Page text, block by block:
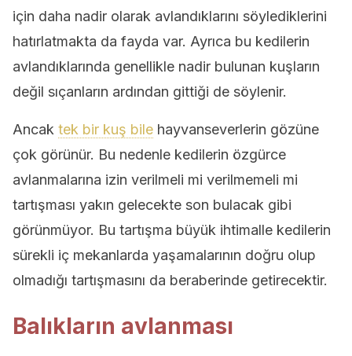
için daha nadir olarak avlandıklarını söylediklerini
hatırlatmakta da fayda var. Ayrıca bu kedilerin
avlandıklarında genellikle nadir bulunan kuşların
değil sıçanların ardından gittiği de söylenir.
Ancak tek bir kuş bile hayvanseverlerin gözüne
çok görünür. Bu nedenle kedilerin özgürce
avlanmalarına izin verilmeli mi verilmemeli mi
tartışması yakın gelecekte son bulacak gibi
görünmüyor. Bu tartışma büyük ihtimalle kedilerin
sürekli iç mekanlarda yaşamalarının doğru olup
olmadığı tartışmasını da beraberinde getirecektir.
Balıkların avlanması